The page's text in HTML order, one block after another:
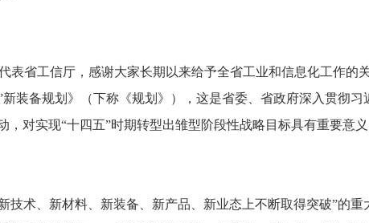
表省工信厅， 感谢大家长期以来给予全省工业和信息化工作的
装备规划》（下称《规划》）， 这是省委、 省政府深入贯彻习
， 对实现“十四五”时期转型出雏型阶段性战略目标具有重要意义
技术、 新材料、 新装备、 新产品、 新业态上不断取得突破”的重